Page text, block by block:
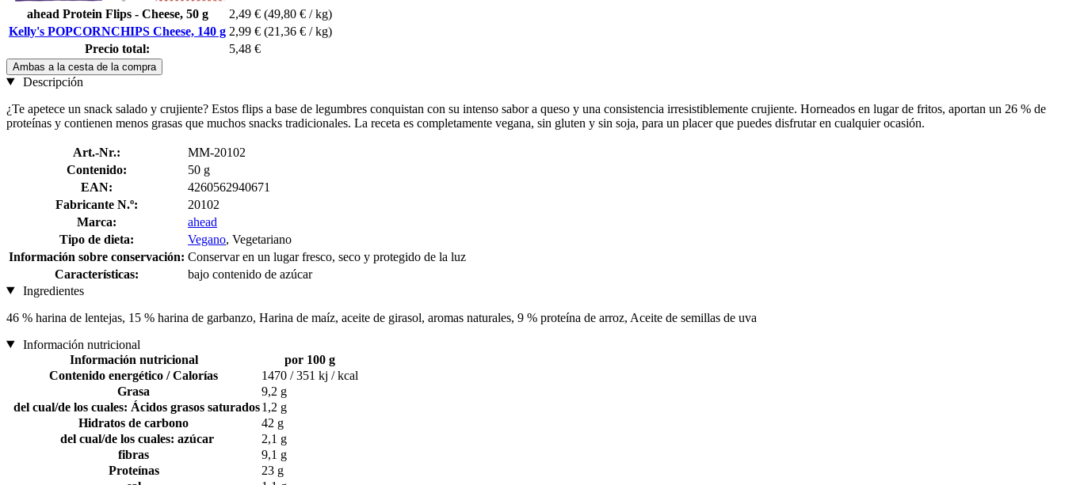
ahead Protein Flips - Cheese, 50 g 2,49 € (49,80 € / kg)
Kelly's POPCORNCHIPS Cheese, 140 g 2,99 € (21,36 € / kg)
Precio total:
5,48 €
Ambas a la cesta de la compra
Descripción
¿Te apetece un snack salado y crujiente? Estos flips a base de legumbres conquistan con su intenso sabor a queso y una consistencia irresistiblemente crujiente. Horneados en lugar de fritos, aportan un 26 % de
proteínas y contienen menos grasas que muchos snacks tradicionales. La receta es completamente vegana, sin gluten y sin soja, para un placer que puedes disfrutar en cualquier ocasión.
Art.-Nr.:
MM-20102
Contenido:
50 g
EAN:
4260562940671
Fabricante N.º:
20102
Marca:
ahead
Tipo de dieta:
Vegano, Vegetariano
Información sobre conservación: Conservar en un lugar fresco, seco y protegido de la luz
Características:
bajo contenido de azúcar
Ingredientes
46 % harina de lentejas, 15 % harina de garbanzo, Harina de maíz, aceite de girasol, aromas naturales, 9 % proteína de arroz, Aceite de semillas de uva
Información nutricional
Información nutricional
por 100 g
Contenido energético / Calorías
1470 / 351 kj / kcal
Grasa
9,2 g
del cual/de los cuales: Ácidos grasos saturados1,2 g
Hidratos de carbono
42 g
del cual/de los cuales: azúcar
2,1 g
fibras
9,1 g
Proteínas
23 g